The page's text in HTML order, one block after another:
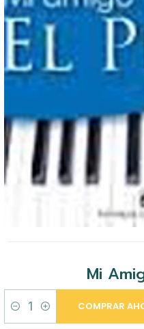
Mi
Cantidad
COMPRAR